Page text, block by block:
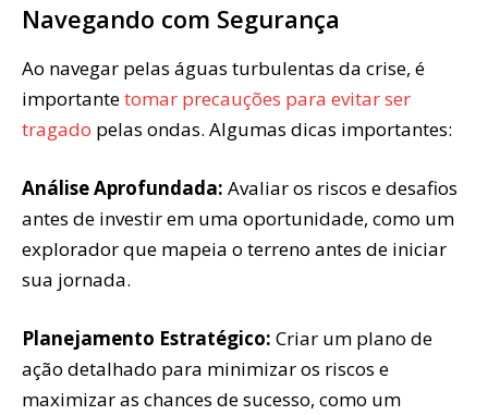
Navegando com Segurança
Ao navegar pelas águas turbulentas da crise, é
importantetomar precauções para evitar ser
tragado pelas ondas. Algumas dicas importantes:
Análise Aprofundada: Avaliar os riscos e desafios
antes de investir em uma oportunidade, como um
explorador que mapeia o terreno antes de iniciar
sua jornada.
Planejamento Estratégico: Criar um plano de
ação detalhado para minimizar os riscos e
maximizar as chances de sucesso, como um